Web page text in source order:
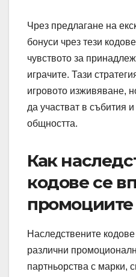
Чрез предлагане на
бонуси чрез тези
чувството за
играчите. Тази
игровото изживяване,
да участват в събития
общността.
Как
кодове се
Наследствените
различни
партньорства с марки,